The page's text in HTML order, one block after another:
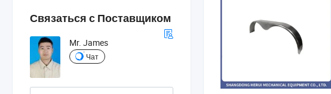
Связаться с Поставщиком
Mr. James
Чат